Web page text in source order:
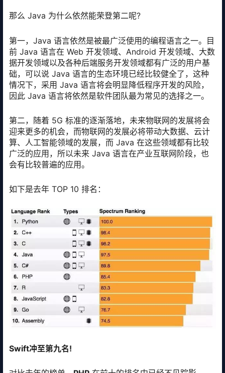
那么 Java 为什么依然能荣登第二呢?
第一，Java 语言依然是被最广泛使用的编程语言之一。目
前 Java 语言在 Web 开发领域、Android 开发领域、大数
据开发领域以及各种后端服务开发领域都有广泛的用户基
础，可以说 Java 语言的生态环境已经比较健全了，这种
情况下，采用 Java 语言将会明显降低程序开发的风险，
因此 Java 语言将依然是软件团队最为常见的选择之一。
第二，随着 5G 标准的逐渐落地，未来物联网的发展将会
迎来更多的机会，而物联网的发展必将带动大数据、云计
算、人工智能领域的发展，而 Java 在这些领域都有比较
广泛的应用，所以未来 Java 语言在产业互联网阶段，也
会有比较普遍的应用。
如下是去年 TOP 10 排名：
Swift冲至第九名!